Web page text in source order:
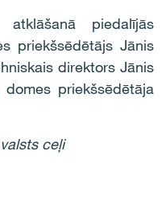
piedalījās
priekšsēdētājs Jānis
direktors Jānis
priekšsēdētāja
ceļi